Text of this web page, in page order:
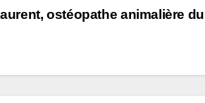
ostéopathe animalière du